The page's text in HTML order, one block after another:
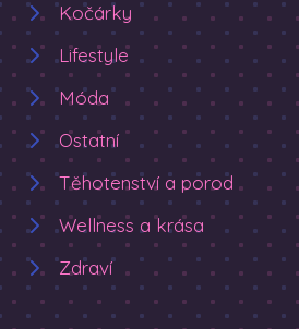
Kočárky
Lifestyle
Móda
Ostatní
Těhotenství a porod
Wellness a krása
Zdraví